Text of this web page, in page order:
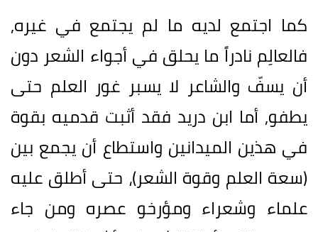
كما اجتمع لديه ما لم يجتمع في غيره,
فالعالِم نادراً ما يحلق في أجواء الشعر دون
أن يسفّ والشاعر لا يسبر غور العلم حتى
يطفو, أما ابن دريد فقد أثبت قدميه بقوة
في هذين الميدانين واستطاع أن يجمع بين
(سعة العلم وقوة الشعر)، حتى أطلق عليه
علماء وشعراء ومؤرخو عصره ومن جاء